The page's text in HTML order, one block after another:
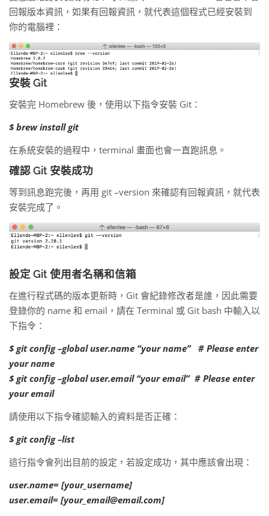
回報版本資訊，如果有回報資訊，就代表這個程式已經安裝到
你的電腦裡：
安裝 Git
安裝完 Homebrew 後，使用以下指令安裝 Git：
$ brew install git
在系統安裝的過程中，terminal 畫面也會一直跑訊息。
確認 Git 安裝成功
等到訊息跑完後，再用 git –version 來確認有回報資訊，就代表
安裝完成了。
設定 Git 使用者名稱和信箱
在進行程式碼的版本更新時，Git 會紀錄修改者是誰，因此需要
登錄你的 name 和 email，請在 Terminal 或 Git bash 中輸入以
下指令：
$ git config –global user.name “your name” # Please enter
your name
$ git config –global user.email “your email” # Please enter
your email
請使用以下指令確認輸入的資料是否正確：
$ git config –list
這行指令會列出目前的設定，若設定成功，其中應該會出現：
user.name= [your_username]
user.email= [your_email@email.com]